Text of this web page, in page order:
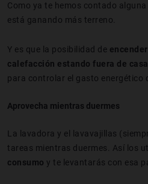
Como ya te hemos contado
está ganando más terreno.
Y es que la posibilidad de
calefacción estando fuera de casa
para controlar el gasto energético
Aprovecha mientras duermes
La lavadora y el lavavajillas
tareas mientras duermes. Así los
consumo y te levantarás con esa